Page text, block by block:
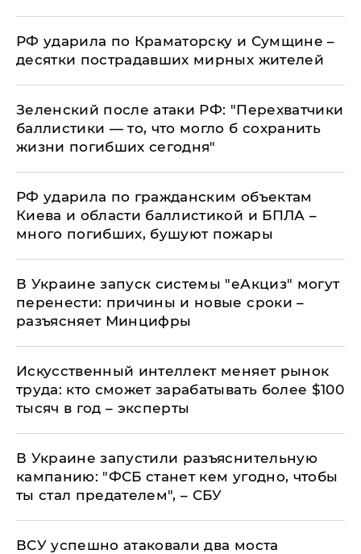
РФ ударила по Краматорску и Сумщине –
десятки пострадавших мирных жителей
Зеленский после атаки РФ: "Перехватчики
баллистики — то, что могло б сохранить
жизни погибших сегодня"
РФ ударила по гражданским объектам
Киева и области баллистикой и БПЛА –
много погибших, бушуют пожары
В Украине запуск системы "еАкциз" могут
перенести: причины и новые сроки –
разъясняет Минцифры
Искусственный интеллект меняет рынок
труда: кто сможет зарабатывать более $100
тысяч в год – эксперты
В Украине запустили разъяснительную
кампанию: "ФСБ станет кем угодно, чтобы
ты стал предателем", – СБУ
ВСУ успешно атаковали два моста